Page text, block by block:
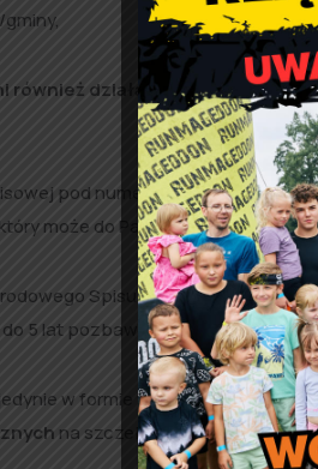
również działa czynny
pod numerem telefonu 22 279
może do Państwa zadzwonić.
Spisu Powszechnego
5 lat pozbawienia wolności.
w formie wynikowych
na szczeblu lokalnym,